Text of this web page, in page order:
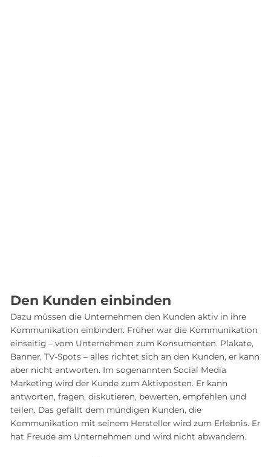
Den Kunden einbinden
Dazu müssen die Unternehmen den Kunden aktiv in ihre
Kommunikation einbinden. Früher war die Kommunikation
einseitig – vom Unternehmen zum Konsumenten. Plakate,
Banner, TV-Spots – alles richtet sich an den Kunden, er kann
aber nicht antworten. Im sogenannten Social Media
Marketing wird der Kunde zum Aktivposten. Er kann
antworten, fragen, diskutieren, bewerten, empfehlen und
teilen. Das gefällt dem mündigen Kunden, die
Kommunikation mit seinem Hersteller wird zum Erlebnis. Er
hat Freude am Unternehmen und wird nicht abwandern.